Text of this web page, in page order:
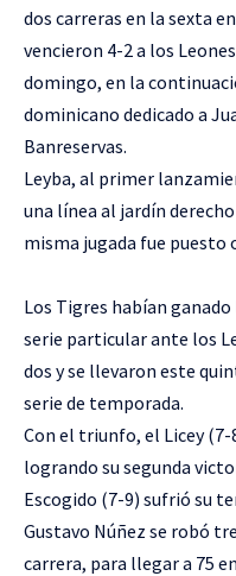
dos carreras en la sexta
vencieron 4-2 a los
domingo, en la
dominicano dedicado a
Banreservas.
Leyba, al primer
una línea al jardín
misma jugada fue
Los Tigres habían
serie particular ante los
dos y se llevaron este
serie de temporada.
Con el triunfo, el Licey
logrando su segunda
Escogido (7-9) sufrió su
Gustavo Núñez se robó
carrera, para llegar a 75